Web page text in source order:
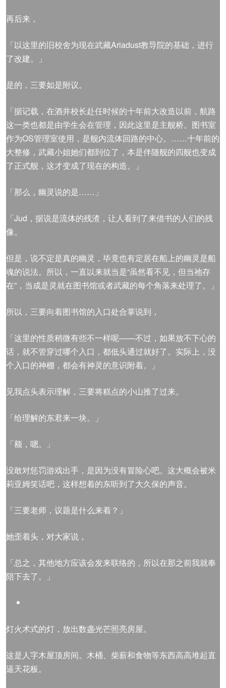
再后来，
「以这里的旧校舍为现在武藏Ariadust教导院的基础，进行
了改建。」
是的，三要如是附议。
「据记载，在酒井校长赴任时候的十年前大改造以前，航路
这一类也都是由学生会在管理，因此这里是主舰桥。图书室
作为OS管理室使用，是舰内流体回路的中心。……十年前的
大整修，武藏小姐她们都到位了，本是伴随舰的四舰也变成
了正式舰，这才变成了现在的构造。」
「那么，幽灵说的是……」
「Jud，据说是流体的残渣，让人看到了来借书的人们的残
像。
但是，说不定是真的幽灵，毕竟也有定居在船上的幽灵是船
魂的说法。所以，一直以来就当是“虽然看不见，但当祂存
在”，当成是灵就在图书馆或者武藏的每个角落来处理了。」
所以，三要向着图书馆的入口处合掌说到，
「这里的性质稍微有些不一样呢——不过，如果放不下心的
话，就不管穿过哪个入口，都低头通过就好了。实际上，没
个入口的神棚，都会有神灵的意识附着。」
见我点头表示理解，三要将糕点的小山推了过来。
「给理解的东君来一块。」
「额，嗯。」
没敢对惩罚游戏出手，是因为没有冒险心吧。这大概会被米
莉亚姆笑话吧，这样想着的东听到了大久保的声音。
「三要老师，议题是什么来着？」
她歪着头，对大家说，
「总之，其他地方应该会发来联络的，所以在那之前我就奉
陪下去了。」
灯火术式的灯，放出数盏光芒照亮房屋。
这是人字木屋顶房间。木桶、柴薪和食物等东西高高堆起直
逼天花板。